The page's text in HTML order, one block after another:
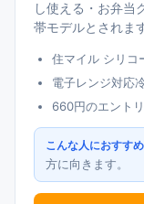
し使える・お弁当
帯モデルとされま
住マイル シリコ
電子レンジ対応
660円のエント
こんな人におすすめ
方に向きます。